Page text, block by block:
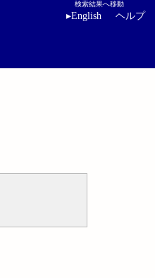
検索結果へ移動
▸English ヘルプ